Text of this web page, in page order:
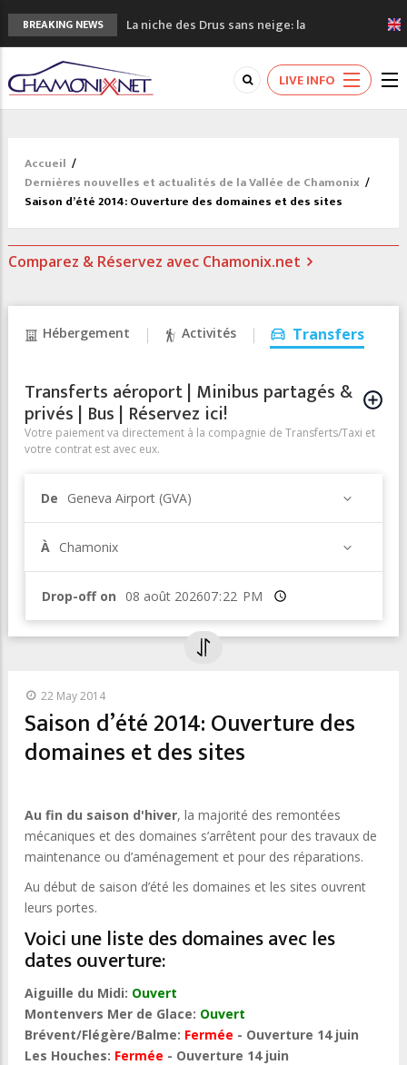
BREAKING NEWS
La niche des Drus sans neige: la
sécheresse en haute montagne
3 bonnes raisons pour visiter le nouveau
Musée du Mont-Blanc
Accidents en montagne: 3 personnes sont
à pied à Chamonix
3eme Chamonix Vallée Classics Festival
LIVE INFO
Accueil /
Dernières nouvelles et actualités de la Vallée de Chamonix /
Saison d’été 2014: Ouverture des domaines et des sites
Comparez & Réservez avec Chamonix.net
Hébergement Activités Transfers
Transferts aéroport | Minibus partagés &
privés | Bus | Réservez ici!
Votre paiement va directement à la compagnie de Transferts/Taxi et
votre contrat est avec eux.
De Geneva Airport (GVA)
À Chamonix
Drop-off on Heure
22 May 2014
Saison d’été 2014: Ouverture des
domaines et des sites
Au fin du saison d'hiver, la majorité des remontées
mécaniques et des domaines s’arrêtent pour des travaux de
maintenance ou d’aménagement et pour des réparations.
Au début de saison d’été les domaines et les sites ouvrent
leurs portes.
Voici une liste des domaines avec les
dates ouverture:
Aiguille du Midi: Ouvert
Montenvers Mer de Glace: Ouvert
Brévent/Flégère/Balme: Fermée - Ouverture 14 juin
Les Houches: Fermée - Ouverture 14 juin